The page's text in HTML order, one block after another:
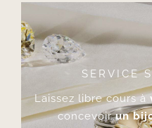
SERVICE
Laissez libre cours à
concevoirun